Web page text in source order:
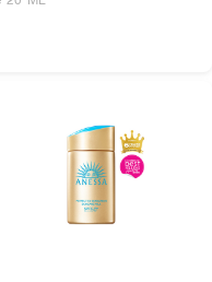
งสุด ควรทาซ้ำทุก 2-3 ชั่วโมง